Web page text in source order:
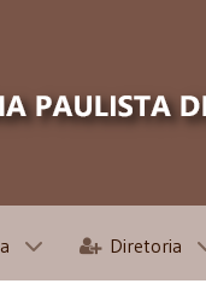
Diretoria